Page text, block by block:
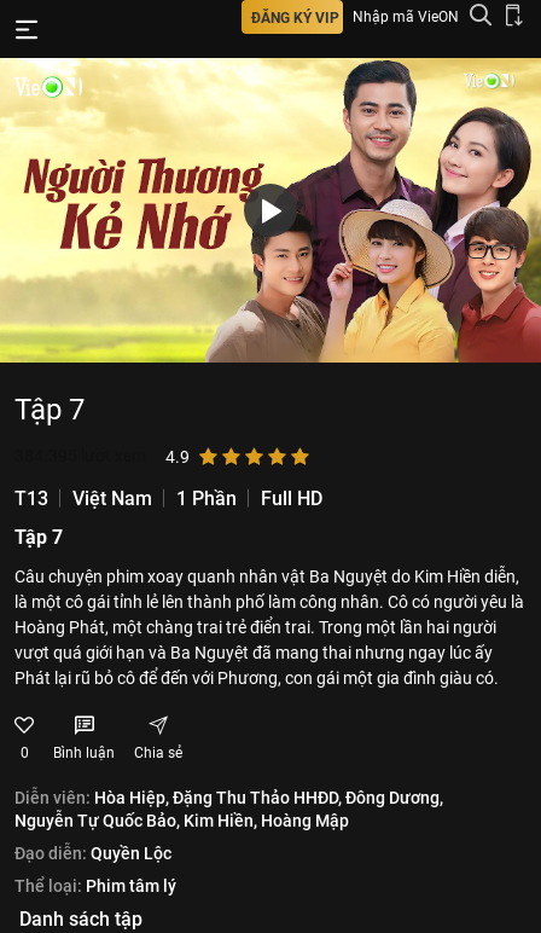
ĐĂNG KÝ VIP Nhập mã VieON
Tập 7
4.9
T13 Việt Nam 1 Phần
Full HD
Tập 7
Câu chuyện phim xoay quanh nhân vật Ba Nguyệt do Kim Hiền diễn,
là một cô gái tỉnh lẻ lên thành phố làm công nhân. Cô có người yêu là
Hoàng Phát, một chàng trai trẻ điển trai. Trong một lần hai người
vượt quá giới hạn và Ba Nguyệt đã mang thai nhưng ngay lúc ấy
Phát lại rũ bỏ cô để đến với Phương, con gái một gia đình giàu có.
0 Bình luận Chia sẻ
Diễn viên: Hòa Hiệp,Đặng Thu Thảo HHĐD,Đông Dương,
Nguyễn Tự Quốc Bảo, Kim Hiền, Hoàng Mập
Đạo diễn: Quyền Lộc
Thể loại: Phim tâm lý
Danh sách tập